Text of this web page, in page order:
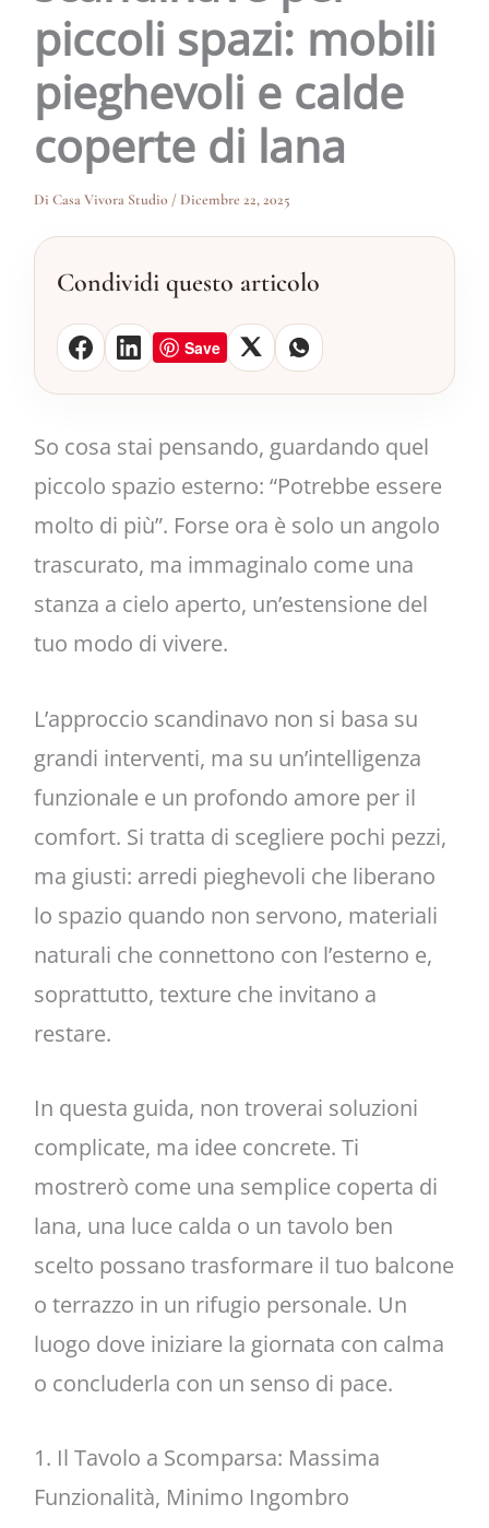
piccoli spazi: mobili
pieghevoli e calde
coperte di lana
Di Casa Vivora Studio/ Dicembre 22, 2025
Condividi questo articolo
Save
So cosa stai pensando, guardando quel
piccolo spazio esterno: “Potrebbe essere
molto di più”. Forse ora è solo un angolo
trascurato, ma immaginalo come una
stanza a cielo aperto, un’estensione del
tuo modo di vivere.
L’approccio scandinavo non si basa su
grandi interventi, ma su un’intelligenza
funzionale e un profondo amore per il
comfort. Si tratta di scegliere pochi pezzi,
ma giusti: arredi pieghevoli che liberano
lo spazio quando non servono, materiali
naturali che connettono con l’esterno e,
soprattutto, texture che invitano a
restare.
In questa guida, non troverai soluzioni
complicate, ma idee concrete. Ti
mostrerò come una semplice coperta di
lana, una luce calda o un tavolo ben
scelto possano trasformare il tuo balcone
o terrazzo in un rifugio personale. Un
luogo dove iniziare la giornata con calma
o concluderla con un senso di pace.
1. Il Tavolo a Scomparsa: Massima
Funzionalità, Minimo Ingombro